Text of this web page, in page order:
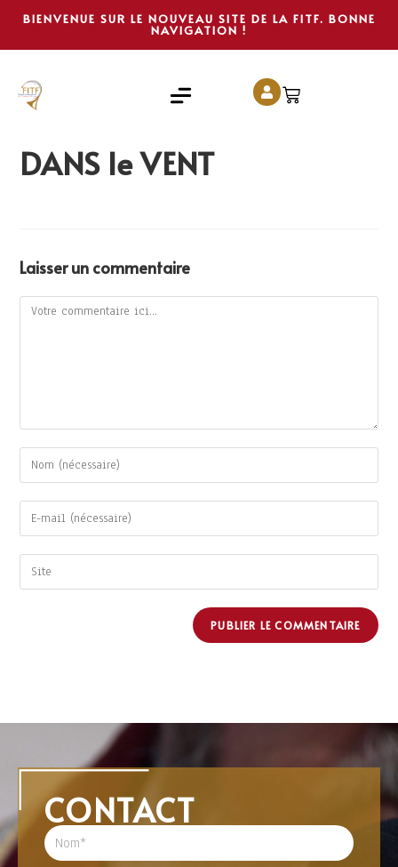
BIENVENUE SUR LE NOUVEAU SITE DE LA FITF. BONNE
NAVIGATION !
DANS le VENT
Laisser un commentaire
CONTACT